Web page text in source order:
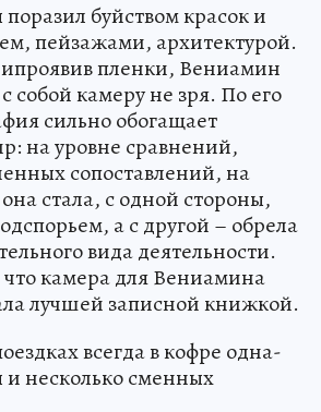
буйством красок и
пейзажами, архитектурой.
пленки, Вениамин
собой камеру не зря. По его
сильно обогащает
на уровне сравнений,
сопоставлений, на
стала, с одной стороны,
а с другой – обрела
вида деятельности.
камера для Вениамина
лучшей записной книжкой.
всегда в кофре одна-
и несколько сменных